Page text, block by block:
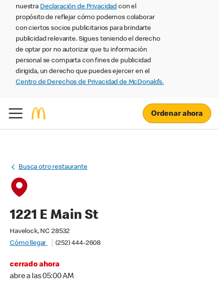
nuestra Declaración de Privacidad con el
propósito de reflejar cómo podemos colaborar
con ciertos socios publicitarios para brindarte
publicidad relevante. Sigues teniendo el derecho
de optar por no autorizar que tu información
personal se comparta con fines de publicidad
dirigida, un derecho que puedes ejercer en el
Centro de Derechos de Privacidad de McDonald’s.
Ordenar ahora
Busca otro restaurante
1221 E Main St
Havelock, NC 28532
Cómo llegar
(252) 444-2608
cerrado ahora
abre a las 05:00 AM